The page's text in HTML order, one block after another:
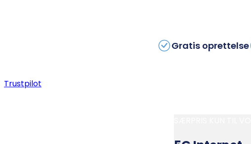
Gratis oprettelse
Trustpilot